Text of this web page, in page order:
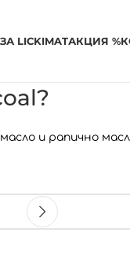
ЗА LICKIMATАКЦИЯ %
и рапично